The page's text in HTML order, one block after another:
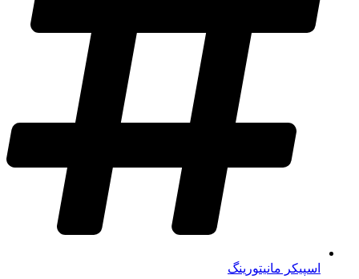
اسپیکر مانیتورینگ